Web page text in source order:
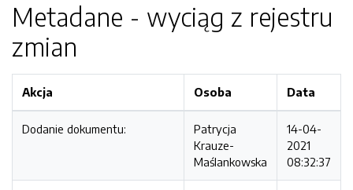
Metadane - wyciąg z rejestru
zmian
Akcja Osoba Data
Dodanie dokumentu:
Patrycja
Krauze-
Maślankowska
14-04-
2021
08:32:37